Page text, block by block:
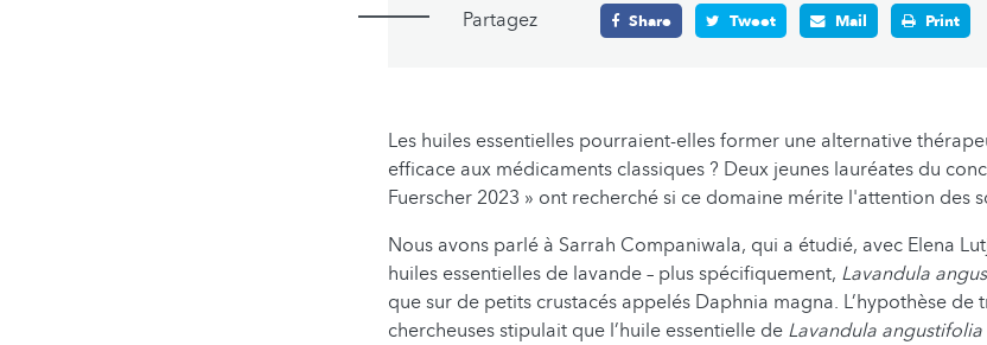
Partagez Share Tweet Mail Print
Les huiles essentielles pourraient-elles former une alternative
efficace aux médicaments classiques ? Deux jeunes lauréates du
Fuerscher 2023 » ont recherché si ce domaine mérite l'attention des
Nous avons parlé à Sarrah Companiwala, qui a étudié, avec Elena
huiles essentielles de lavande – plus spécifiquement, Lavandula
que sur de petits crustacés appelés Daphnia magna. L’hypothèse de
chercheuses stipulait que l’huile essentielle de Lavandula angustifolia